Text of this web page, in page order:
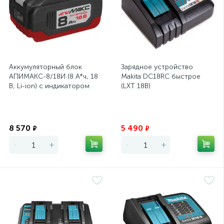
Аккумуляторный блок
АПИМАКС-8/18И (8 А*ч, 18
В, Li-ion) с индикатором
8 570 ₽
- +
Зарядное устройство
Makita DC18RC быстрое
(LXT 18В)
5 490 ₽
- +